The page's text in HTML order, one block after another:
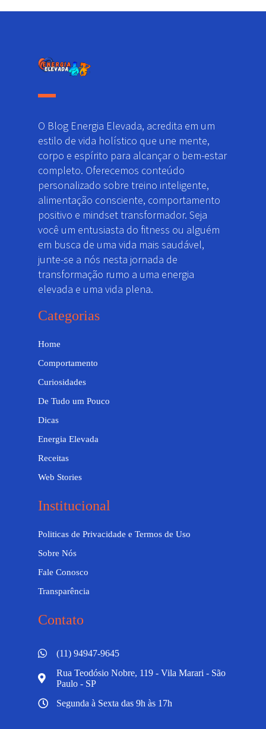
O Blog Energia Elevada, acredita em um
estilo de vida holístico que une mente,
corpo e espírito para alcançar o bem-estar
completo. Oferecemos conteúdo
personalizado sobre treino inteligente,
alimentação consciente, comportamento
positivo e mindset transformador. Seja
você um entusiasta do fitness ou alguém
em busca de uma vida mais saudável,
junte-se a nós nesta jornada de
transformação rumo a uma energia
elevada e uma vida plena.
Categorias
Home
Comportamento
Curiosidades
De Tudo um Pouco
Dicas
Energia Elevada
Receitas
Web Stories
Institucional
Politicas de Privacidade e Termos de Uso
Sobre Nós
Fale Conosco
Transparência
Contato
(11) 94947-9645
Rua Teodósio Nobre, 119 - Vila Marari - São
Paulo - SP
Segunda à Sexta das 9h às 17h